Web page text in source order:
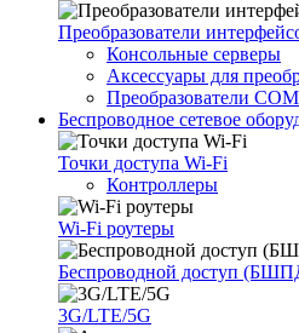
Преобразователи
Консольные серверы
Аксессуары для
Преобразователи
Беспроводное сетевое
Точки доступа Wi-Fi
Контроллеры
Wi-Fi роутеры
Беспроводной доступ
3G/LTE/5G